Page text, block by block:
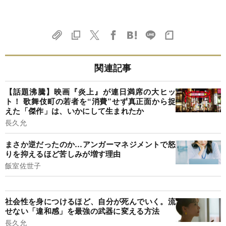
関連記事
【話題沸騰】映画『炎上』が連日満席の大ヒッ
ト！ 歌舞伎町の若者を“消費”せず真正面から捉
えた「傑作」は、いかにして生まれたか
長久允
まさか逆だったのか…アンガーマネジメントで怒
りを抑えるほど苦しみが増す理由
飯室佐世子
社会性を身につけるほど、自分が死んでいく。流
せない「違和感」を最強の武器に変える方法
長久允